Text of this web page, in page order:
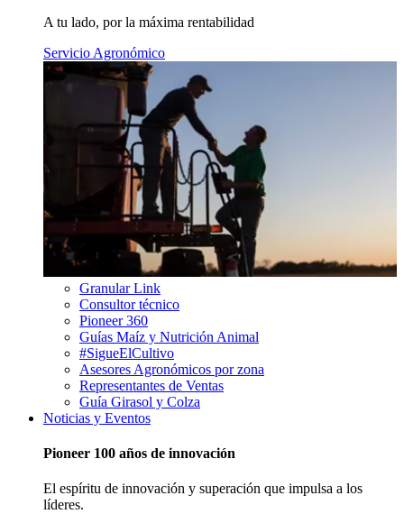
A tu lado, por la máxima rentabilidad
Servicio Agronómico
Granular Link
Consultor técnico
Pioneer 360
Guías Maíz y Nutrición Animal
#SigueElCultivo
Asesores Agronómicos por zona
Representantes de Ventas
Guía Girasol y Colza
Noticias y Eventos
Pioneer 100 años de innovación
El espíritu de innovación y superación que impulsa a los
líderes.